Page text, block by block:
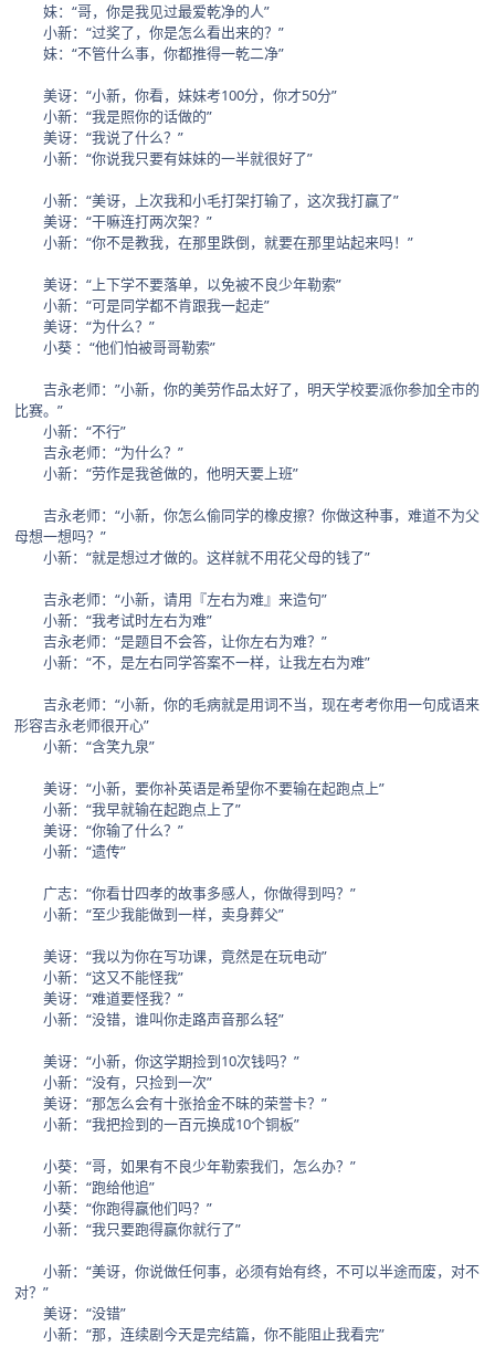
妹：“哥，你是我见过最爱乾净的人”
小新：“过奖了，你是怎么看出来的？”
妹：“不管什么事，你都推得一乾二净”
美讶：“小新，你看，妹妹考100分，你才50分”
小新：“我是照你的话做的”
美讶：“我说了什么？”
小新：“你说我只要有妹妹的一半就很好了”
小新：“美讶，上次我和小毛打架打输了，这次我打赢了”
美讶：“干嘛连打两次架？”
小新：“你不是教我，在那里跌倒，就要在那里站起来吗！”
美讶：“上下学不要落单，以免被不良少年勒索”
小新：“可是同学都不肯跟我一起走”
美讶：“为什么？”
小葵 ：“他们怕被哥哥勒索”
吉永老师：”小新，你的美劳作品太好了，明天学校要派你参加全市的
比赛。”
小新：“不行”
吉永老师：“为什么？”
小新：“劳作是我爸做的，他明天要上班”
吉永老师：“小新，你怎么偷同学的橡皮擦？你做这种事，难道不为父
母想一想吗？”
小新：“就是想过才做的。这样就不用花父母的钱了”
吉永老师：“小新，请用『左右为难』来造句”
小新：“我考试时左右为难”
吉永老师：“是题目不会答，让你左右为难？”
小新：“不，是左右同学答案不一样，让我左右为难”
吉永老师：“小新，你的毛病就是用词不当，现在考考你用一句成语来
形容吉永老师很开心”
小新：“含笑九泉”
美讶：“小新，要你补英语是希望你不要输在起跑点上”
小新：“我早就输在起跑点上了”
美讶：“你输了什么？”
小新：“遗传”
广志：“你看廿四孝的故事多感人，你做得到吗？”
小新：“至少我能做到一样，卖身葬父”
美讶：“我以为你在写功课，竟然是在玩电动”
小新：“这又不能怪我”
美讶：“难道要怪我？”
小新：“没错，谁叫你走路声音那么轻”
美讶：“小新，你这学期捡到10次钱吗？”
小新：“没有，只捡到一次”
美讶：“那怎么会有十张拾金不昧的荣誉卡？”
小新：“我把捡到的一百元换成10个铜板”
小葵：“哥，如果有不良少年勒索我们，怎么办？”
小新：“跑给他追”
小葵：“你跑得赢他们吗？”
小新：“我只要跑得赢你就行了”
小新：“美讶，你说做任何事，必须有始有终，不可以半途而废，对不
对？”
美讶：“没错”
小新：“那，连续剧今天是完结篇，你不能阻止我看完”